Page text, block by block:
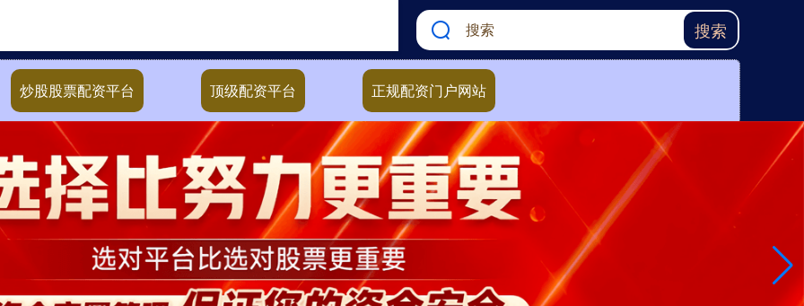
搜索
炒股股票配资平台 顶级配资平台 正规配资门户网站